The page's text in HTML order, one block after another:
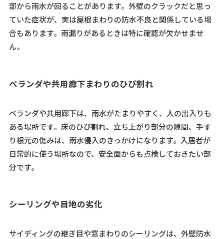
部から雨水が回ることがあります。外壁のクラックだと思っ
ていた症状が、実は屋根まわりの防水不良と関係している場
合もあります。雨漏りがあるときは特に確認が欠かせませ
ん。
ベランダや共用廊下まわりのひび割れ
ベランダや共用廊下は、雨水がたまりやすく、人の出入りも
ある場所です。床のひび割れ、立ち上がり部分の隙間、手す
り根元の傷みは、雨水侵入のきっかけになります。入居者が
日常的に使う場所なので、安全面からも点検しておきたい部
分です。
シーリングや目地の劣化
サイディングの継ぎ目や窓まわりのシーリングは、外壁防水